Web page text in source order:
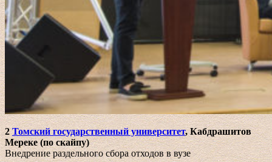
2Томский государственный университет, Кабдрашитов
Мереке (по скайпу)
Внедрение раздельного сбора отходов в вузе